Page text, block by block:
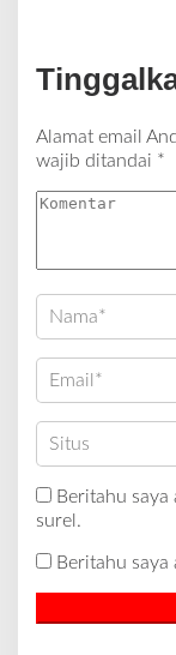
Alamat email
wajib ditandai *
Beritahu
surel.
Beritahu